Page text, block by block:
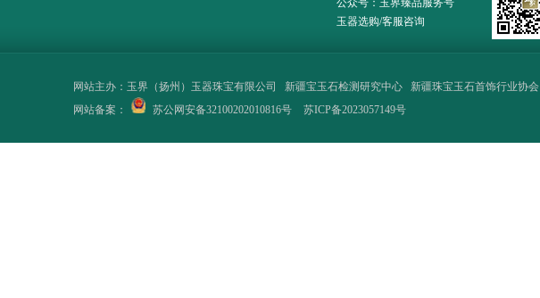
公众号：玉界臻品服务号
玉器选购/客服咨询
网站主办： 玉界（扬州）玉器珠宝有限公司 新疆宝玉石检测研究中心
新疆珠宝玉石首饰行业协会
网站备案：
苏公网安备32100202010816号 苏ICP备2023057149号